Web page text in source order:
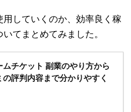
用していくのか、効率良く稼
てまとめてみました。
ムチケット 副業のやり方から
の評判内容まで分かりやすく